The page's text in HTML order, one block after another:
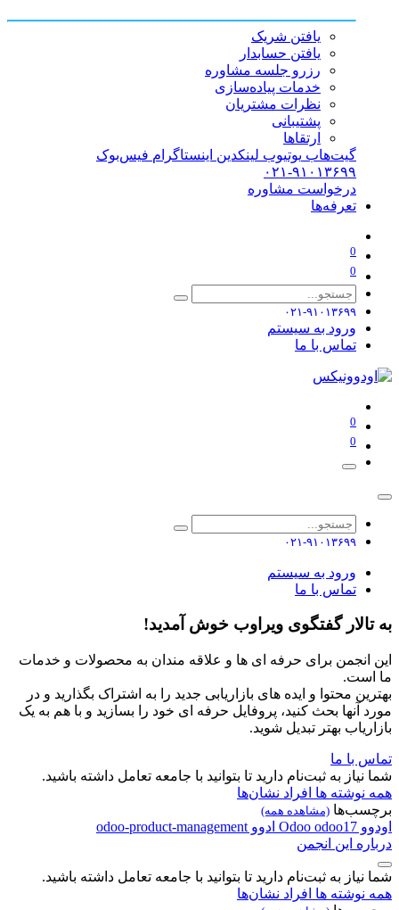
یافتن شریک
یافتن حسابدار
رزرو جلسه مشاوره
خدمات پیاده‌سازی
نظرات مشتریان
پشتیبانی
ارتقاها
گیت‌هاب یوتیوب لینکدین اینستاگرام فیس‌بوک
۰۲۱-۹۱۰۱۳۶۹۹
درخواست مشاوره
تعرفه‌ها
0
0
۰۲۱-۹۱۰۱۳۶۹۹
ورود به سیستم
تماس با ما
0
0
۰۲۱-۹۱۰۱۳۶۹۹
ورود به سیستم
تماس با ما
به تالار گفتگوی ویراوب خوش آمدید!
این انجمن برای حرفه ای ها و علاقه مندان به محصولات و خدمات
ما است.
بهترین محتوا و ایده های بازاریابی جدید را به اشتراک بگذارید و در
مورد آنها بحث کنید، پروفایل حرفه ای خود را بسازید و با هم به یک
بازاریاب بهتر تبدیل شوید.
تماس با ما
شما نیاز به ثبت‌نام دارید تا بتوانید با جامعه تعامل داشته باشید.
همه نوشته ها افراد نشان‌ها
برچسب‌ها (مشاهده همه)
اودوو Odoo odoo17 ادوو odoo-product-management
درباره این انجمن
شما نیاز به ثبت‌نام دارید تا بتوانید با جامعه تعامل داشته باشید.
همه نوشته ها افراد نشان‌ها